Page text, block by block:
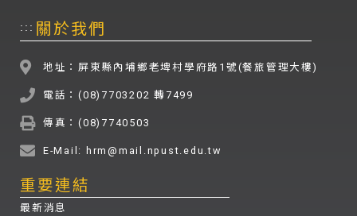
::: 關於我們
地址：屏東縣內埔鄉老埤村學府路1號(餐旅管理大樓)
電話：(08)7703202 轉7499
傳真：(08)7740503
E-Mail: hrm@mail.npust.edu.tw
重要連結
最新消息